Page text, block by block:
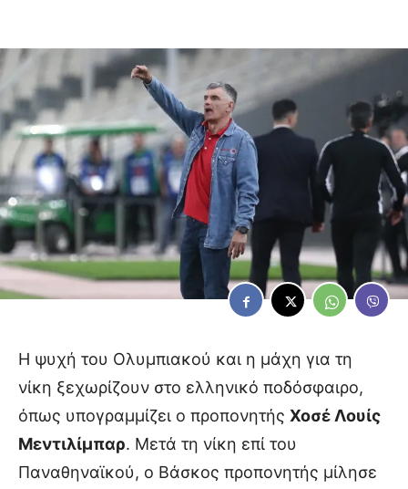
Η ψυχή του Ολυμπιακού και η μάχη για τη
νίκη ξεχωρίζουν στο ελληνικό ποδόσφαιρο,
όπως υπογραμμίζει ο προπονητής Χοσέ Λουίς
Μεντιλίμπαρ. Μετά τη νίκη επί του
Παναθηναϊκού, ο Βάσκος προπονητής μίλησε